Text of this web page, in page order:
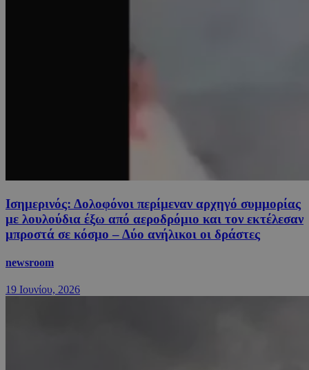
Ισημερινός: Δολοφόνοι περίμεναν αρχηγό συμμορίας
με λουλούδια έξω από αεροδρόμιο και τον εκτέλεσαν
μπροστά σε κόσμο – Δύο ανήλικοι οι δράστες
newsroom
19 Ιουνίου, 2026